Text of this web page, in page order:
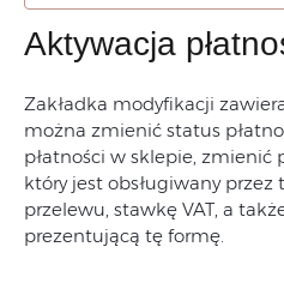
Aktywacja
Zakładka modyfikacji
można zmienić status
płatności w sklepie, zmienić
który jest obsługiwany przez
przelewu, stawkę VAT, a
prezentującą tę formę.